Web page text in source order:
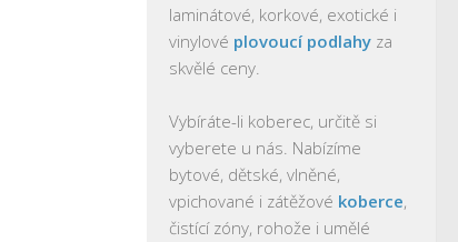
laminátové, korkové, exotické i
vinylové plovoucí podlahy za
skvělé ceny.
Vybíráte-li koberec, určitě si
vyberete u nás. Nabízíme
bytové, dětské, vlněné,
vpichované i zátěžové koberce,
čistící zóny, rohože i umělé